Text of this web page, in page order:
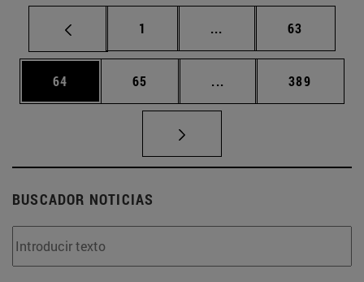
Página
1 ... Páginas intermedias
Página
63
Página
64 Página
65 ... Páginas intermedias
Página
389
BUSCADOR NOTICIAS